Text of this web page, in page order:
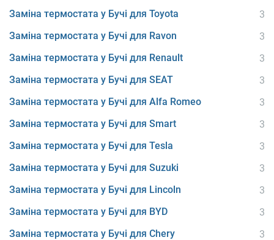
Заміна термостата у Бучі для Toyota
3
Заміна термостата у Бучі для Ravon
3
Заміна термостата у Бучі для Renault
3
Заміна термостата у Бучі для SEAT
3
Заміна термостата у Бучі для Alfa Romeo
3
Заміна термостата у Бучі для Smart
3
Заміна термостата у Бучі для Tesla
3
Заміна термостата у Бучі для Suzuki
3
Заміна термостата у Бучі для Lincoln
3
Заміна термостата у Бучі для BYD
3
Заміна термостата у Бучі для Chery
3